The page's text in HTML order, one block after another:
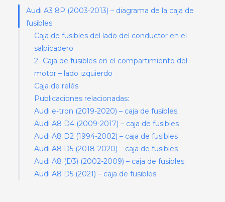
Audi A3 8P (2003-2013) – diagrama de la caja de
fusibles
Caja de fusibles del lado del conductor en el
salpicadero
2- Caja de fusibles en el compartimiento del
motor – lado izquierdo
Caja de relés
Publicaciones relacionadas:
Audi e-tron (2019-2020) – caja de fusibles
Audi A8 D4 (2009-2017) – caja de fusibles
Audi A8 D2 (1994-2002) – caja de fusibles
Audi A8 D5 (2018-2020) – caja de fusibles
Audi A8 (D3) (2002-2009) – caja de fusibles
Audi A8 D5 (2021) – caja de fusibles